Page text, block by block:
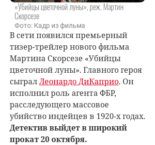
«Убийцы цветочной луны», реж. Мартин
Скорсезе
Фото: Кадр из фильма
В сети появился премьерный
тизер-трейлер нового фильма
Мартина Скорсезе «Убийцы
цветочной луны». Главного героя
сыгралЛеонардо ДиКаприо. Он
исполнил роль агента ФБР,
расследующего массовое
убийство индейцев в 1920-х годах.
Детектив выйдет в широкий
прокат 20 октября.